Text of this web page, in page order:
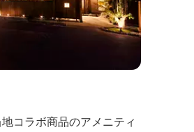
コラボ商品のアメニティ